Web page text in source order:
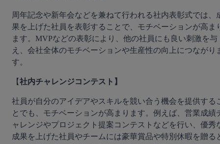
周年記念や新年会などを兼ねて行われる社内表彰式では、
果を上げた社員を表彰することで、モチベーションが高ま
ます。MVPなどの表彰により、他の社員にも良い刺激を与
え、会社全体のモチベーションや生産性の向上につながり
す。
【社内チャレンジコンテスト】
社員が自分のアイデアやスキルを競い合う機会を提供する
とでも、モチベーションが高まります。例えば、営業成績
ャレンジやプロジェクト提案コンテストなどを行い、優秀
成果を上げた社員やチームには豪華賞品や特別休暇を贈る